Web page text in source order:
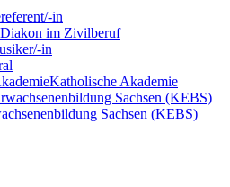
in
Diakon im Zivilberuf
in
Katholische Akademie
Sachsen (KEBS)